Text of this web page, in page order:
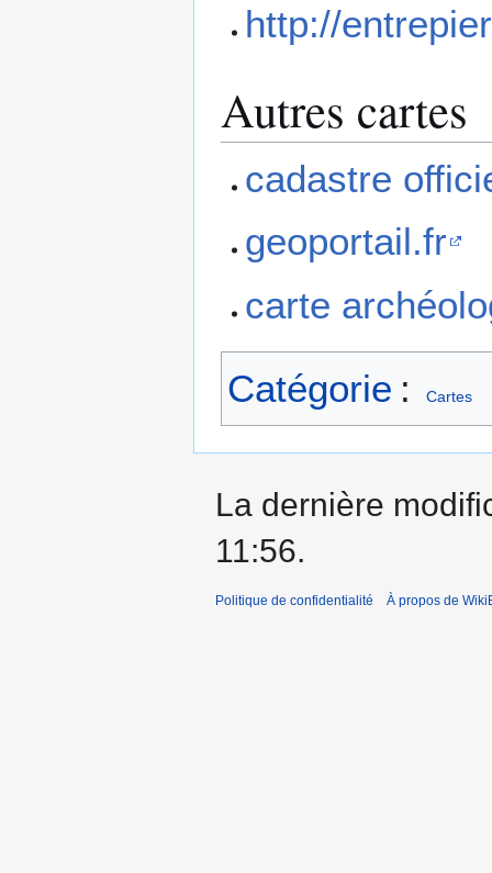
http://
Autres cartes
cadastre
geoportail.fr
carte
Catégorie : Cartes
La dernière
11:56.
Politique de confidentialité À propos de